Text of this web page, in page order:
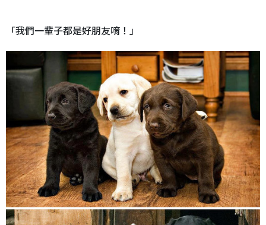
「我們一輩子都是好朋友唷！」